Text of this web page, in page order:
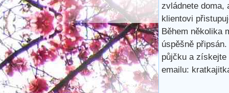
zvládnete doma,
klientovi
Během několika
úspěšně
půjčku a získejte
emailu: